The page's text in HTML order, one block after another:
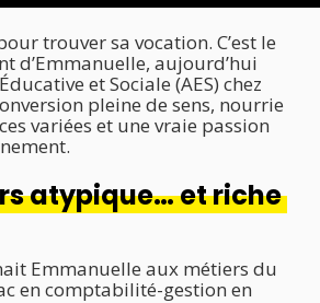
trouver sa vocation. C’est le
d’Emmanuelle, aujourd’hui
et Sociale (AES) chez
pleine de sens, nourrie
variées et une vraie passion
atypique… et riche
Emmanuelle aux métiers du
en comptabilité-gestion en